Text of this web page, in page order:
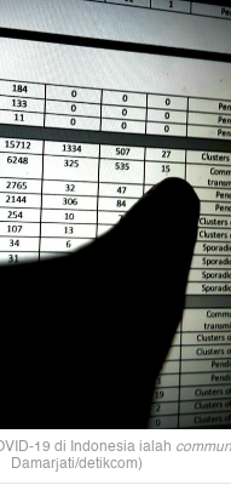
19 di Indonesia ialah
Damarjati/detikcom)